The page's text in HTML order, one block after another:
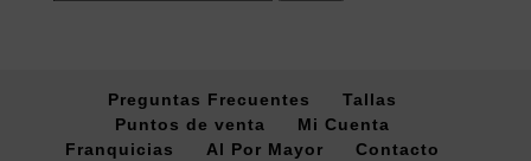
Preguntas Frecuentes
Tallas
Puntos de venta
Mi Cuenta
Franquicias
Al Por Mayor Contacto